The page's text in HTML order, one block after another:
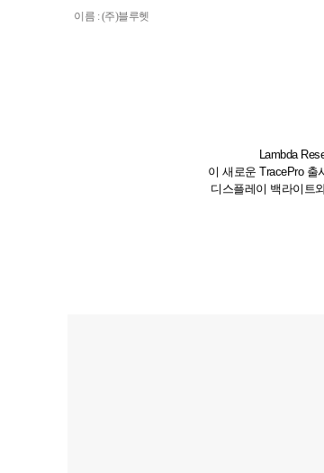
이름 : (주)블루헷
Lambda
이 새로운 TracePro
디스플레이 백라이트